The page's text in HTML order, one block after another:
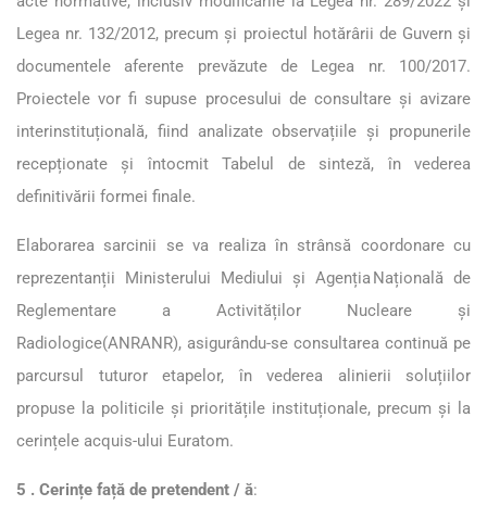
Legea nr. 132/2012, precum și proiectul hotărârii de Guvern și
documentele aferente prevăzute de Legea nr. 100/2017.
Proiectele vor fi supuse procesului de consultare și avizare
interinstituțională, fiind analizate observațiile și propunerile
recepționate și întocmit Tabelul de sinteză, în vederea
definitivării formei finale.
Elaborarea sarcinii se va realiza în strânsă coordonare cu
reprezentanții Ministerului Mediului și Agenția Națională de
Reglementare a Activităților Nucleare și
Radiologice(ANRANR), asigurându-se consultarea continuă pe
parcursul tuturor etapelor, în vederea alinierii soluțiilor
propuse la politicile și prioritățile instituționale, precum și la
cerințele acquis-ului Euratom.
5 . Cerințe față de pretendent / ă: